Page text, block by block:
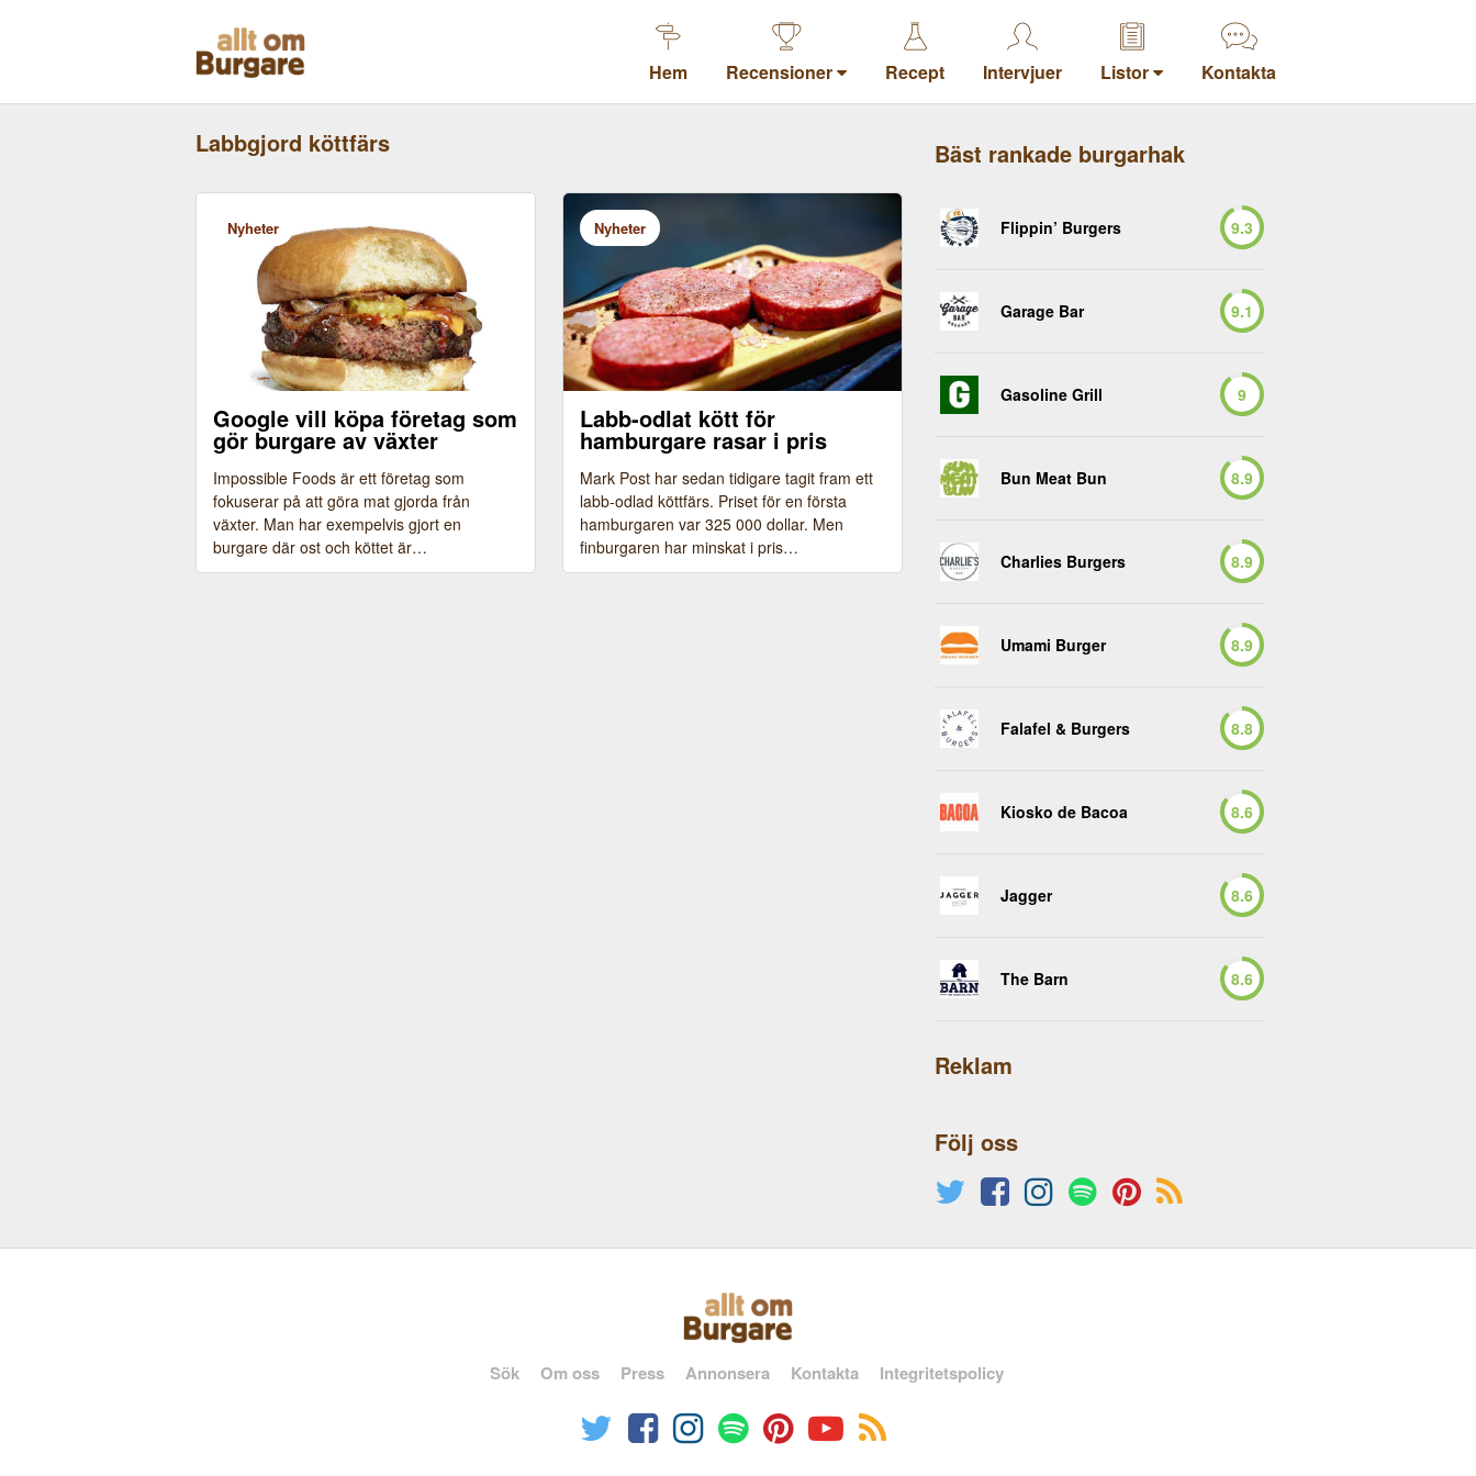
Hem Recensioner Recept Intervjuer Listor Kontakta
Labbgjord köttfärs
Nyheter
Google vill köpa företag som
gör burgare av växter
Impossible Foods är ett företag som
fokuserar på att göra mat gjorda från
växter. Man har exempelvis gjort en
burgare där ost och köttet är…
Nyheter
Labb-odlat kött för
hamburgare rasar i pris
Mark Post har sedan tidigare tagit fram ett
labb-odlad köttfärs. Priset för en första
hamburgaren var 325 000 dollar. Men
finburgaren har minskat i pris…
Bäst rankade burgarhak
Flippin’ Burgers 9.3
Garage Bar 9.1
Gasoline Grill 9
Bun Meat Bun 8.9
Charlies Burgers 8.9
Umami Burger 8.9
Falafel & Burgers 8.8
Kiosko de Bacoa 8.6
Jagger 8.6
The Barn 8.6
Reklam
Följ oss
Sök Om oss Press Annonsera Kontakta Integritetspolicy